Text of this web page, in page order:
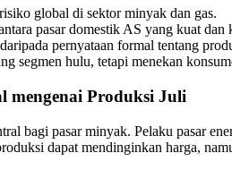
global di sektor minyak dan gas.
pasar domestik AS yang kuat dan
pernyataan formal tentang
segmen hulu, tetapi menekan
mengenai Produksi Juli
bagi pasar minyak. Pelaku pasar
dapat mendinginkan harga,